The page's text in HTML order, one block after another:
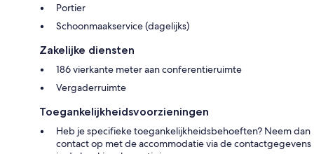
Portier
Schoonmaakservice (dagelijks)
Zakelijke diensten
186 vierkante meter aan conferentieruimte
Vergaderruimte
Toegankelijkheidsvoorzieningen
Heb je specifieke toegankelijkheidsbehoeften? Neem dan
contact op met de accommodatie via de contactgegevens